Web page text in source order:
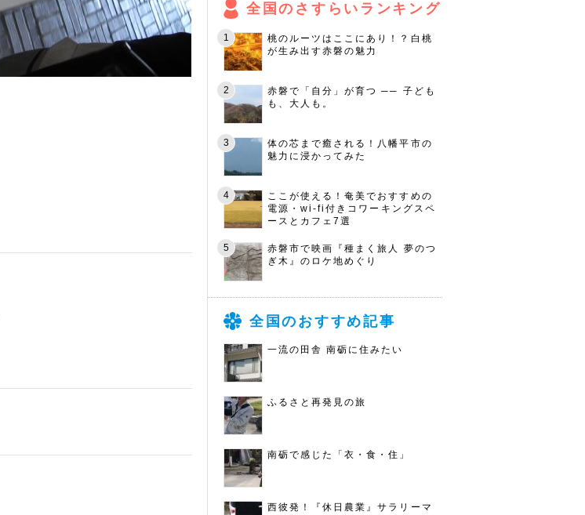
全国のさすらいランキング
桃のルーツはここにあり！？白桃
が生み出す赤磐の魅力
赤磐で「自分」が育つ ── 子ども
も、大人も。
体の芯まで癒される！八幡平市の
魅力に浸かってみた
ここが使える！奄美でおすすめの
電源・wi-fi付きコワーキングスペ
ースとカフェ7選
赤磐市で映画『種まく旅人 夢のつ
ぎ木』のロケ地めぐり
全国のおすすめ記事
一流の田舎 南砺に住みたい
ふるさと再発見の旅
南砺で感じた「衣・食・住」
西彼発！『休日農業』サラリーマ